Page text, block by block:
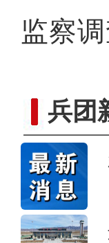
监察调
兵团